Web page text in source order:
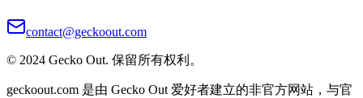
contact@geckoout.com
© 2024 Gecko Out. 保留所有权利。
geckoout.com 是由 Gecko Out 爱好者建立的非官方网站，与官